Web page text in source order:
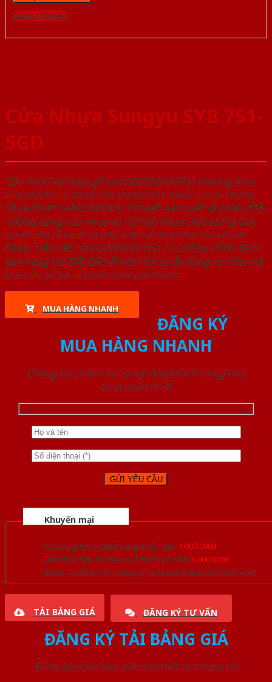
Gọi 0976.169.864
Cửa Nhựa Sungyu SYB 751-
SGD
Cửa nhựa và nhựa gỗ tại SAIGONDOOR là thương hiệu
sản phẩm các dòng cửa trong một chuỗi các hệ thống
Showroom SAIGONDOOR. Chuyên sản xuất và phân phối
những dòng cửa nhựa và hỗ hợp nhựa chất lượng cao,
giá thành rẻ nhất và phù hợp với mọi nhu cầu khách
hàng. Trên hết, SAIGONDOOR còn có những chính sách
bán hàng ƯU ĐÃI CAO đi kèm với sự đa dạng về mẫu mã,
loại cửa gỗ và cả phân khúc giá thành.
MUA HÀNG NHANH
ĐĂNG KÝ
MUA HÀNG NHANH
Chúng tôi sẽ liên lạc lại với quý khách trong thời
gian ngắn nhất
Khuyến mại
Quà tặng đồ nội thất trang trí lên đến 1.000.000đ
Giảm trực tiếp khi mua đơn hàng lớn hơn 3.000.000đ
Nhiều ưu đãi lớn khi đăng ký tài khoản thành viên thân thiết
TẢI BẢNG GIÁ ĐĂNG KÝ TƯ VẤN
ĐĂNG KÝ TẢI BẢNG GIÁ
Đăng ký nhận báo giá mới nhất từ chúng tôi